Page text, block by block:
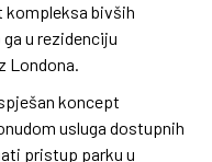
bivših
u rezidenciju
Londona.
koncept
usluga dostupnih
pristup parku u